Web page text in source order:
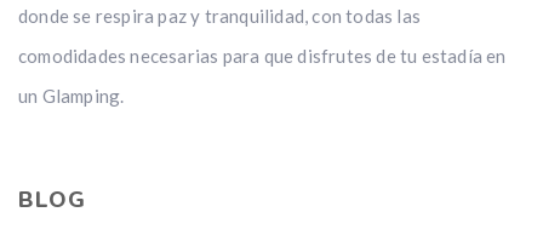
donde se respira paz y tranquilidad, con todas las
comodidades necesarias para que disfrutes de tu estadía en
un Glamping.
BLOG